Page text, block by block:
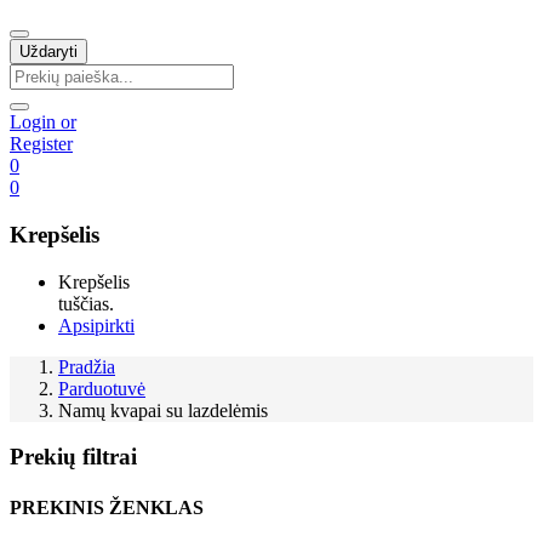
Uždaryti
Login or
Register
0
0
Krepšelis
Krepšelis
tuščias.
Apsipirkti
Pradžia
Parduotuvė
Namų kvapai su lazdelėmis
Prekių filtrai
PREKINIS ŽENKLAS